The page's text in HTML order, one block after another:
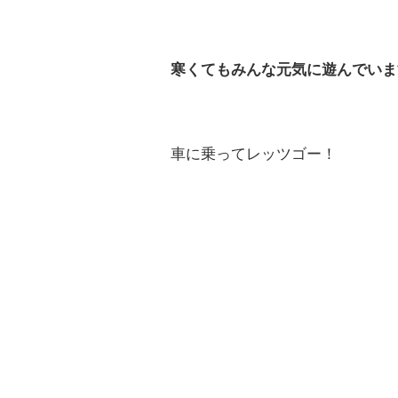
寒くてもみんな元気に遊んでい
車に乗ってレッツゴー！